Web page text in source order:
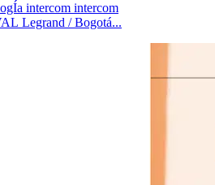
intercom intercom
Legrand / Bogotá...